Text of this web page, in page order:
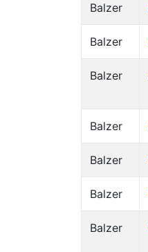
Balzer
Balzer
Balzer
Balzer
Balzer
Balzer
Balzer